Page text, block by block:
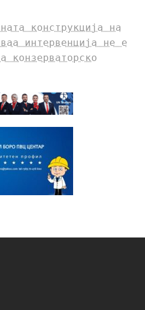
конструкција на
интервенција не е
конзерваторско